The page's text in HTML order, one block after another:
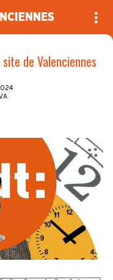
de Valenciennes